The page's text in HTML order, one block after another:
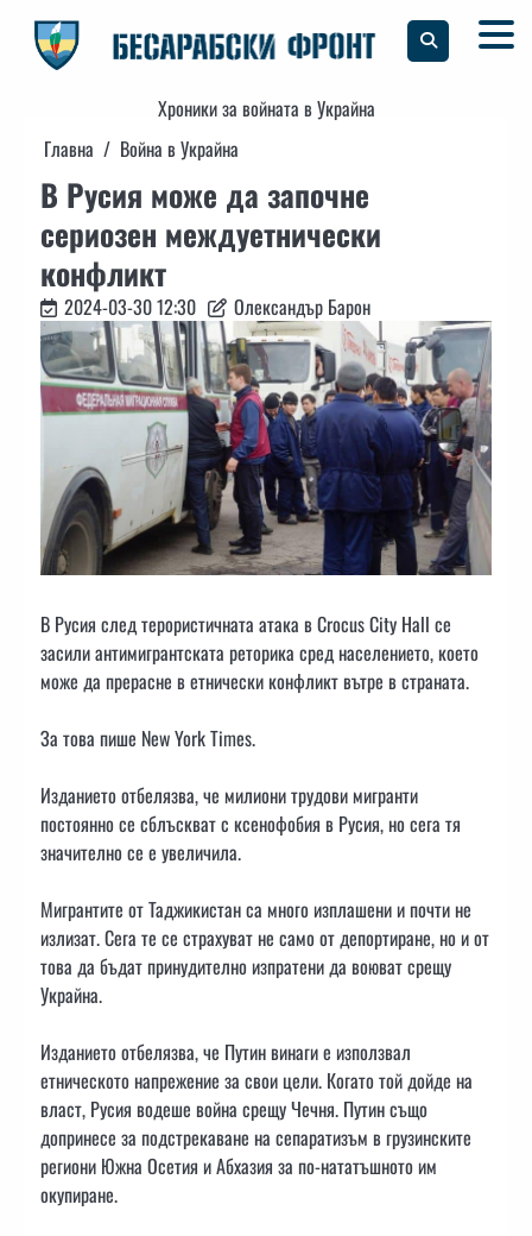
content
Хроники за войната в Украйна
Главна
Война в Украйна
В Русия може да започне
сериозен междуетнически
конфликт
2024-03-30 12:30 Олександър Барон
В Русия след терористичната атака в Crocus City Hall се
засили антимигрантската реторика сред населението, което
може да прерасне в етнически конфликт вътре в страната.
За това пише New York Times.
Изданието отбелязва, че милиони трудови мигранти
постоянно се сблъскват с ксенофобия в Русия, но сега тя
значително се е увеличила.
Мигрантите от Таджикистан са много изплашени и почти не
излизат. Сега те се страхуват не само от депортиране, но и от
това да бъдат принудително изпратени да воюват срещу
Украйна.
Изданието отбелязва, че Путин винаги е използвал
етническото напрежение за свои цели. Когато той дойде на
власт, Русия водеше война срещу Чечня. Путин също
допринесе за подстрекаване на сепаратизъм в грузинските
региони Южна Осетия и Абхазия за по-нататъшното им
окупиране.